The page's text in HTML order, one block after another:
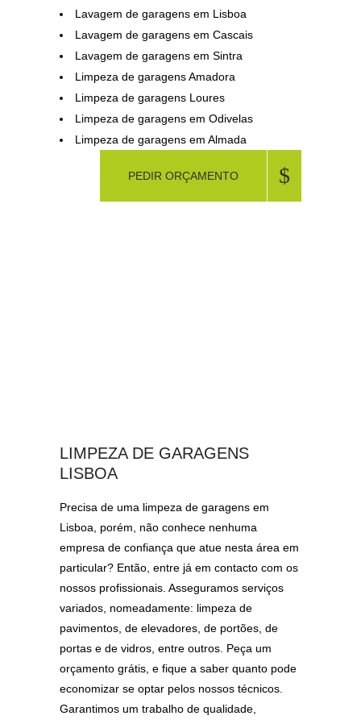
Lavagem de garagens em Lisboa
Lavagem de garagens em Cascais
Lavagem de garagens em Sintra
Limpeza de garagens Amadora
Limpeza de garagens Loures
Limpeza de garagens em Odivelas
Limpeza de garagens em Almada
PEDIR ORÇAMENTO
LIMPEZA DE GARAGENS
LISBOA
Precisa de uma limpeza de garagens em
Lisboa, porém, não conhece nenhuma
empresa de confiança que atue nesta área em
particular? Então, entre já em contacto com os
nossos profissionais. Asseguramos serviços
variados, nomeadamente: limpeza de
pavimentos, de elevadores, de portões, de
portas e de vidros, entre outros. Peça um
orçamento grátis, e fique a saber quanto pode
economizar se optar pelos nossos técnicos.
Garantimos um trabalho de qualidade,